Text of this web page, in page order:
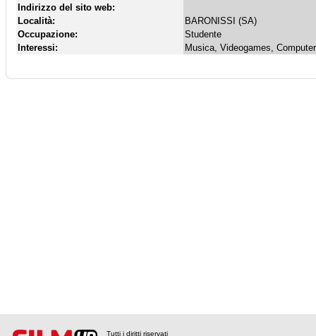
Indirizzo del sito web:
Località:
BARONISSI (SA)
Occupazione:
Studente
Interessi:
Musica, Videogames,
Tutti i diritti riservati